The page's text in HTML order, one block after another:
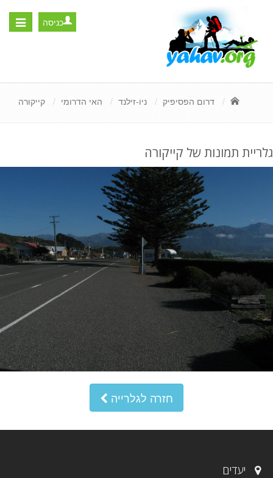
Toggle
כניסה
דרום הפסיפיק ניו-זילנד האי הדרומי קייקורה
גלריית תמונות של קייקורה
חזרה לגלרייה
יעדים